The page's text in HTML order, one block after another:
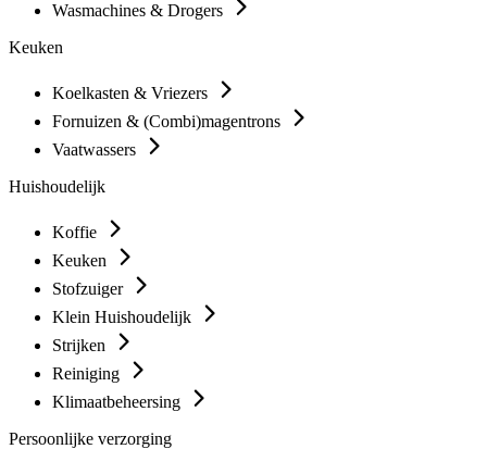
Wasmachines & Drogers
Keuken
Koelkasten & Vriezers
Fornuizen & (Combi)magentrons
Vaatwassers
Huishoudelijk
Koffie
Keuken
Stofzuiger
Klein Huishoudelijk
Strijken
Reiniging
Klimaatbeheersing
Persoonlijke verzorging